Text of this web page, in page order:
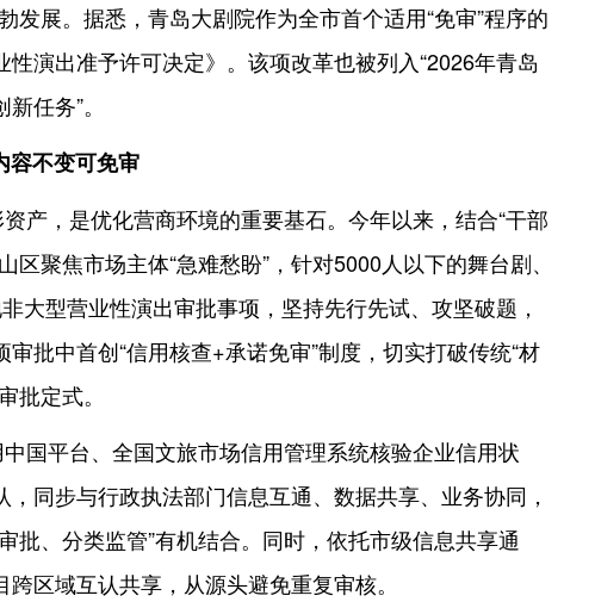
发展。据悉，青岛大剧院作为全市首个适用“免审”程序的
演出准予许可决定》。该项改革也被列入“2026年青岛
任务”。
容不变可免审
产，是优化营商环境的重要基石。今年以来，结合“干部
区聚焦市场主体“急难愁盼”，针对5000人以下的舞台剧、
大型营业性演出审批事项，坚持先行先试、攻坚破题，
批中首创“信用核查+承诺免审”制度，切实打破传统“材
批定式。
国平台、全国文旅市场信用管理系统核验企业信用状
同步与行政执法部门信息互通、数据共享、业务协同，
批、分类监管”有机结合。同时，依托市级信息共享通
区域互认共享，从源头避免重复审核。